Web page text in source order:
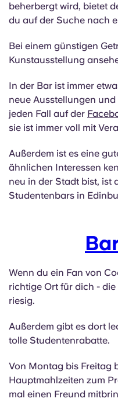
beherbergt wird, bietet
du auf der Suche nach
Bei einem günstigen
Kunstausstellung
In der Bar ist immer
neue Ausstellungen
jeden Fall auf der
sie ist immer voll mit
Außerdem ist es eine
ähnlichen Interessen
neu in der Stadt bist, ist
Studentenbars in
Wenn du ein Fan von
richtige Ort für dich -
riesig.
Außerdem gibt es dort
tolle Studentenrabatte.
Von Montag bis Freitag
Hauptmahlzeiten zum
mal einen Freund